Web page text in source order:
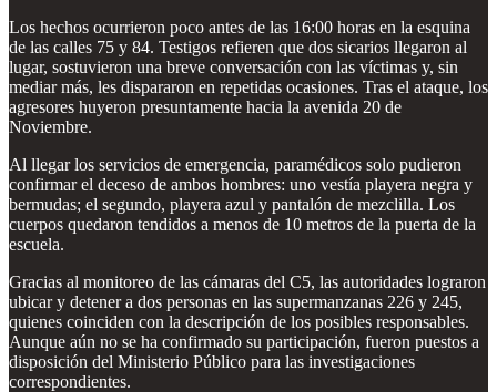
Los hechos ocurrieron poco antes de las 16:00 horas en la esquina
de las calles 75 y 84. Testigos refieren que dos sicarios llegaron al
lugar, sostuvieron una breve conversación con las víctimas y, sin
mediar más, les dispararon en repetidas ocasiones. Tras el ataque, los
agresores huyeron presuntamente hacia la avenida 20 de
Noviembre.
Al llegar los servicios de emergencia, paramédicos solo pudieron
confirmar el deceso de ambos hombres: uno vestía playera negra y
bermudas; el segundo, playera azul y pantalón de mezclilla. Los
cuerpos quedaron tendidos a menos de 10 metros de la puerta de la
escuela.
Gracias al monitoreo de las cámaras del C5, las autoridades lograron
ubicar y detener a dos personas en las supermanzanas 226 y 245,
quienes coinciden con la descripción de los posibles responsables.
Aunque aún no se ha confirmado su participación, fueron puestos a
disposición del Ministerio Público para las investigaciones
correspondientes.